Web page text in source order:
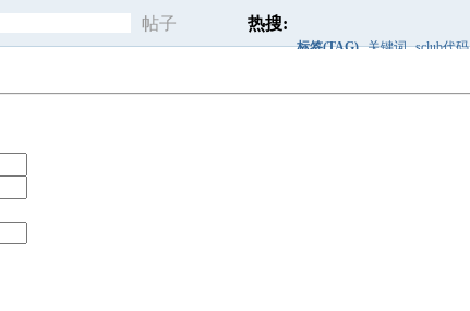
帖子 热搜:
标签(TAG) 关键词 sclub代码
后面 搜索框 快速查找 标签